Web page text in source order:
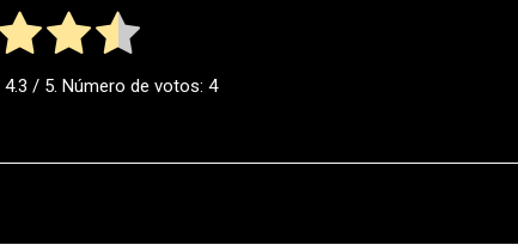
4.3 / 5. Número de votos: 4